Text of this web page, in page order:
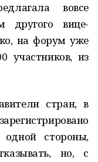
вовсе
другого вице-
на форум уже
участников, из
стран, в
одной стороны,
но, с